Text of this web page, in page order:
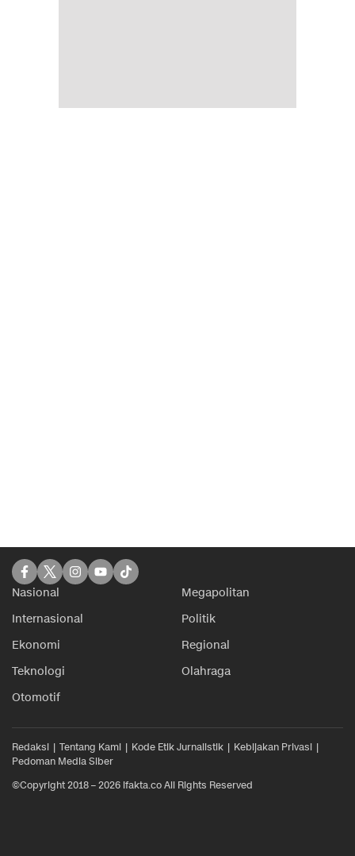
Nasional
Megapolitan
Internasional
Politik
Ekonomi
Regional
Teknologi
Olahraga
Otomotif
Redaksi Tentang Kami Kode Etik Jurnalistik
Kebijakan Privasi
Pedoman Media Siber
©Copyright 2018 – 2026 ifakta.co All Rights Reserved